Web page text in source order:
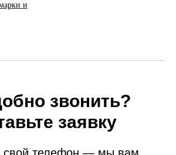
и
звонить?
заявку
свой телефон — мы вам